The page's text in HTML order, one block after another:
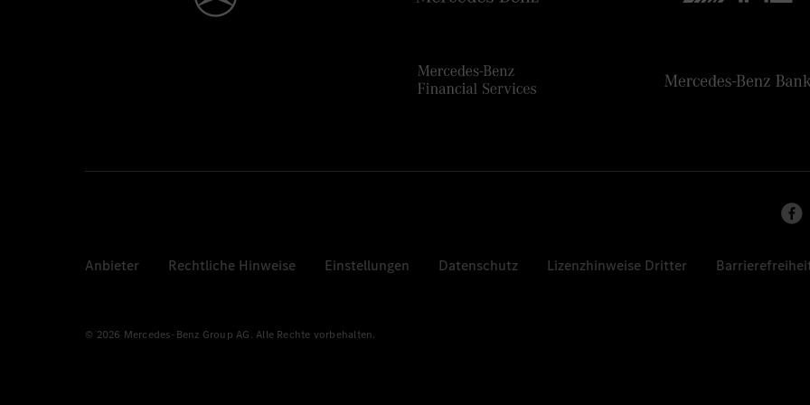
Anbieter Rechtliche Hinweise Einstellungen Datenschutz Lizenzhinweise Dritter
© 2026 Mercedes-Benz Group AG. Alle Rechte vorbehalten.